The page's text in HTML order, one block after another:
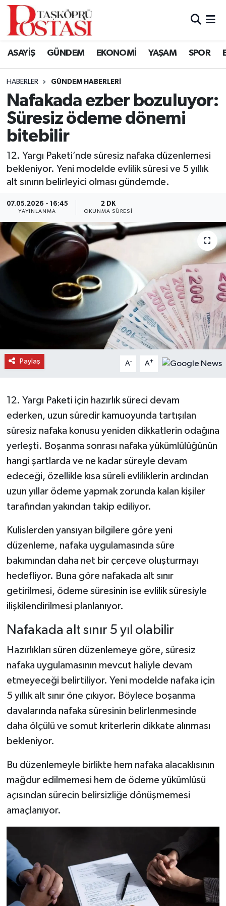
ASAYİŞ GÜNDEM EKONOMİ YAŞAM SPOR
HABERLER GÜNDEM HABERLERI
Nafakada ezber bozuluyor:
Süresiz ödeme dönemi
bitebilir
12. Yargı Paketi’nde süresiz nafaka düzenlemesi
bekleniyor. Yeni modelde evlilik süresi ve 5 yıllık
alt sınırın belirleyici olması gündemde.
07.05.2026 - 16:45
YAYINLANMA
2 DK
OKUNMA SÜRESI
Paylaş A- A+
12. Yargı Paketi için hazırlık süreci devam
ederken, uzun süredir kamuoyunda tartışılan
süresiz nafaka konusu yeniden dikkatlerin odağına
yerleşti. Boşanma sonrası nafaka yükümlülüğünün
hangi şartlarda ve ne kadar süreyle devam
edeceği, özellikle kısa süreli evliliklerin ardından
uzun yıllar ödeme yapmak zorunda kalan kişiler
tarafından yakından takip ediliyor.
Kulislerden yansıyan bilgilere göre yeni
düzenleme, nafaka uygulamasında süre
bakımından daha net bir çerçeve oluşturmayı
hedefliyor. Buna göre nafakada alt sınır
getirilmesi, ödeme süresinin ise evlilik süresiyle
ilişkilendirilmesi planlanıyor.
Nafakada alt sınır 5 yıl olabilir
Hazırlıkları süren düzenlemeye göre, süresiz
nafaka uygulamasının mevcut haliyle devam
etmeyeceği belirtiliyor. Yeni modelde nafaka için
5 yıllık alt sınır öne çıkıyor. Böylece boşanma
davalarında nafaka süresinin belirlenmesinde
daha ölçülü ve somut kriterlerin dikkate alınması
bekleniyor.
Bu düzenlemeyle birlikte hem nafaka alacaklısının
mağdur edilmemesi hem de ödeme yükümlüsü
açısından sürecin belirsizliğe dönüşmemesi
amaçlanıyor.
Kastamonu Vefat Edenler
Araç Haberleri
Azdavay Haberleri
Bozkurt Haberleri
Daday Haberleri
Devrekani Haberleri
Doğanyurt Haberleri
Hanönü Haberleri
İhsangazi Haberleri
Küre Haberleri
Merkez Haberleri
Pınarbaşı Haberleri
Şenpazar Haberleri
Seydiler Haberleri
Taşköprü Haberleri
Karadeniz Haberleri
Ulusal Haberler
Teknoloji Haberleri
Dünya Haberleri
Yerel Haberler